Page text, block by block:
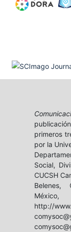
primeros
por la
Social,
CUCSH
Belenes,
México,
http://